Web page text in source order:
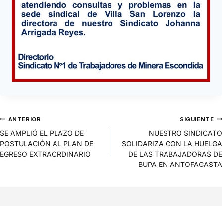
ANTERIOR
SE AMPLIÓ EL PLAZO DE
POSTULACIÓN AL PLAN DE
EGRESO EXTRAORDINARIO
SIGUIENTE
NUESTRO SINDICATO
SOLIDARIZA CON LA HUELGA
DE LAS TRABAJADORAS DE
BUPA EN ANTOFAGASTA